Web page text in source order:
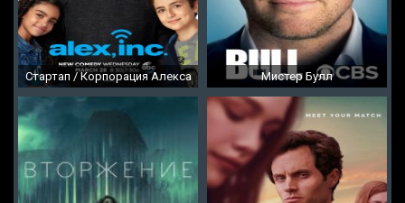
Стартап / Корпорация Алекса Мистер Булл